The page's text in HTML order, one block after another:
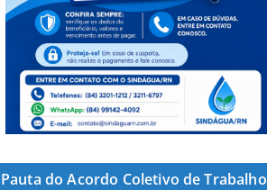
Pauta do Acordo Coletivo de Trabalho